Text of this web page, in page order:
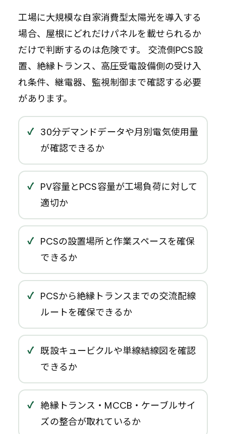
工場に大規模な自家消費型太陽光を導入する
場合、屋根にどれだけパネルを載せられるか
だけで判断するのは危険です。 交流側PCS設
置、絶縁トランス、高圧受電設備側の受け入
れ条件、継電器、監視制御まで確認する必要
があります。
30分デマンドデータや月別電気使用量
が確認できるか
PV容量とPCS容量が工場負荷に対して
適切か
PCSの設置場所と作業スペースを確保
できるか
PCSから絶縁トランスまでの交流配線
ルートを確保できるか
既設キュービクルや単線結線図を確認
できるか
絶縁トランス・MCCB・ケーブルサイ
ズの整合が取れているか